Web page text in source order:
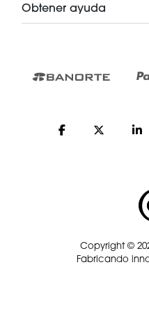
Obtener ayuda
Copyright ©
Fabricando